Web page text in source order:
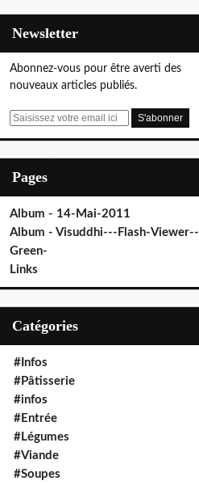
Newsletter
Abonnez-vous pour être averti des
nouveaux articles publiés.
E
Pages
Album - 14-Mai-2011
Album - Visuddhi---Flash-Viewer--
Green-
Links
Catégories
#Infos
#Pâtisserie
#infos
#Entrée
#Légumes
#Viande
#Soupes